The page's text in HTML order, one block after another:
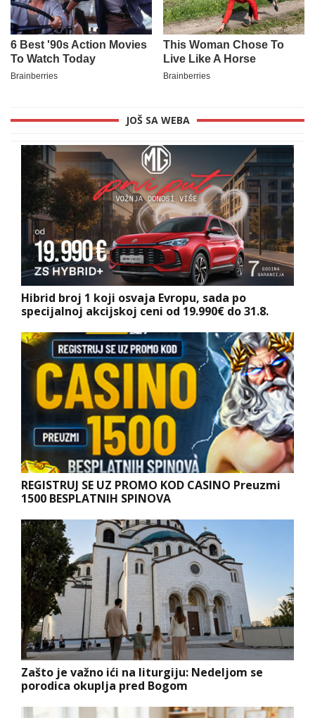
JOŠ SA WEBA
Hibrid broj 1 koji osvaja Evropu, sada po
specijalnoj akcijskoj ceni od 19.990€ do 31.8.
REGISTRUJ SE UZ PROMO KOD CASINO Preuzmi
1500 BESPLATNIH SPINOVA
Zašto je važno ići na liturgiju: Nedeljom se
porodica okuplja pred Bogom